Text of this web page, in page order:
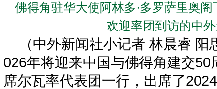
佛得角驻华大使阿林多·多罗萨里奥
欢迎率团到访的中
（中外新闻社小记者 林晨睿 阳
026年将迎来中国与佛得角建交
席尔瓦率代表团一行，出席了